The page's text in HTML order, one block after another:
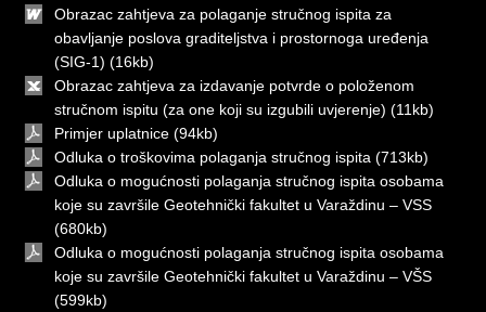
Obrazac zahtjeva za polaganje stručnog ispita za
obavljanje poslova graditeljstva i prostornoga uređenja
(SIG-1) (16kb)
Obrazac zahtjeva za izdavanje potvrde o položenom
stručnom ispitu (za one koji su izgubili uvjerenje) (11kb)
Primjer uplatnice (94kb)
Odluka o troškovima polaganja stručnog ispita (713kb)
Odluka o mogućnosti polaganja stručnog ispita osobama
koje su završile Geotehnički fakultet u Varaždinu – VSS
(680kb)
Odluka o mogućnosti polaganja stručnog ispita osobama
koje su završile Geotehnički fakultet u Varaždinu – VŠS
(599kb)